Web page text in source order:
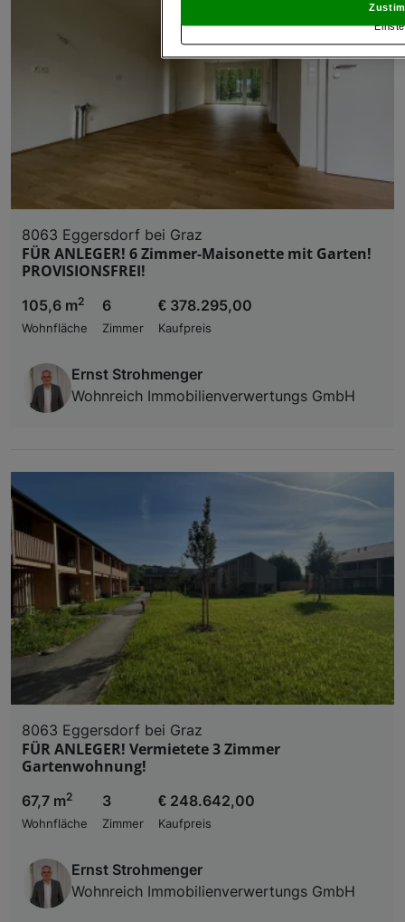
8063 Eggersdorf bei Graz
FÜR ANLEGER! 6 Zimmer-Maisonette mit Garten!
PROVISIONSFREI!
105,6 m2
Wohnfläche
6
Zimmer
€ 378.295,00
Kaufpreis
Ernst Strohmenger
Wohnreich Immobilienverwertungs GmbH
8063 Eggersdorf bei Graz
FÜR ANLEGER! Vermietete 3 Zimmer
Gartenwohnung!
67,7 m2
Wohnfläche
3
Zimmer
€ 248.642,00
Kaufpreis
Ernst Strohmenger
Wohnreich Immobilienverwertungs GmbH
und Widerspruch gegen die Verarbeitung auf der
„Cookie Einstellungen“, die sich auf jeder Seite
Wir und unsere Partner
Verwendung genauer Standortdaten.
Zugriff auf Informationen auf einem Endgerät.
und der Performance von Inhalten,
Liste der Partner (Lieferanten)